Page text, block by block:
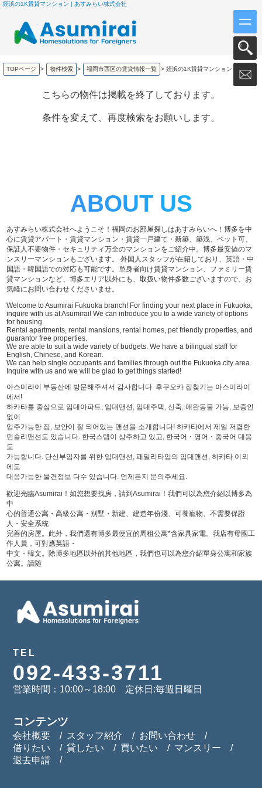
姪浜の1K賃貸マンション | あすみらい株式会社
TOPページ > 物件検索 > 福岡市西区の賃貸情報一覧 > 姪浜の1K賃貸マンション
こちらの物件は掲載を終了しております。
条件を変えて、再度検索をお願いします。
ABOUT US
あすみらい株式会社へようこそ！福岡のお部屋探しはあすみらいへ！博多を中
心に賃貸アパート・賃貸マンション・賃貸一戸建て・新築、築浅、ペット可、
保証人不要物件・セキュリティ万全のマンションをご紹介中。博多最安値のマ
ンスリーマンションもございます。 外国人スタッフが在籍しており、英語・中
国語・韓国語での対応も可能です。単身者向け賃貸マンション、ファミリー賃
貸マンションなど、博多エリア以外にも、取扱い物件多数ございますので、お
気軽にお問い合わせくださいませ。
Welcome to Asumirai Fukuoka branch! For finding your next place in Fukuoka,
inquire with us at Asumirai! We can introduce you to a wide variety of options
for housing.
Rental apartments, rental mansions, rental homes, pet friendly properties, and
guarantor free properties.
We are able to suit a wide variety of budgets. We have a bilingual staff for
English, Chinese, and Korean.
We can help single occupants and families through out the Fukuoka city area.
Inquire with us and we will be glad to get things started!
아스미라이 부동산에 방문해주셔서 감사합니다. 후쿠오카 집찾기는 아스미라이
에서!
하카타를 중심으로 임대아파트, 임대맨션, 임대주택, 신축, 애완동물 가능, 보증인
없이
입주가능한 집, 보안이 잘 되어있는 맨션을 소개합니다! 하카타에서 제일 저렴한
먼슬리맨션도 있습니다. 한국스텝이 상주하고 있고, 한국어・영어・중국어 대응
도
가능합니다. 단신부임자를 위한 임대맨션, 패밀리타입의 임대맨션, 하카타 이외
에도
대응가능한 물건정보 다수 있습니다. 언제든지 문의주세요.
歡迎光臨Asumirai！如您想要找房，請到Asumirai！我們可以為您介紹以博多為
中
心的普通公寓・高級公寓・别墅・新建、建造年份淺、可養寵物、不需要保證
人・安全系統
完善的房屋。此外，我們還有博多最便宜的周租公寓*含家具家電。我店有母國工
作人員，可對應英語・
中文・韓文。除博多地區以外的其他地區，我們也可以為您介紹單身公寓和家族
公寓。請随
TEL
092-433-3711
営業時間：10:00～18:00 定休日:毎週日曜日
コンテンツ
会社概要 スタッフ紹介
お問い合わせ
借りたい
貸したい 買いたい
マンスリー
退去申請